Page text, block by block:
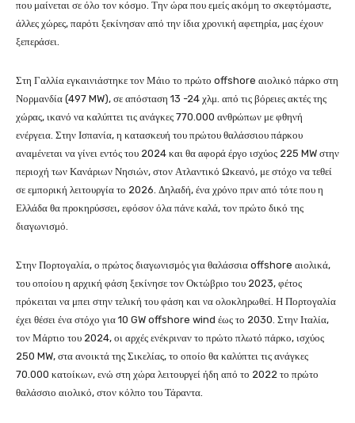
που μαίνεται σε όλο τον κόσμο. Την ώρα που εμείς ακόμη το σκεφτόμαστε,
άλλες χώρες, παρότι ξεκίνησαν από την ίδια χρονική αφετηρία, μας έχουν
ξεπεράσει.
Στη Γαλλία εγκαινιάστηκε τον Μάιο το πρώτο offshore αιολικό πάρκο στη
Νορμανδία (497 MW), σε απόσταση 13 -24 χλμ. από τις βόρειες ακτές της
χώρας, ικανό να καλύπτει τις ανάγκες 770.000 ανθρώπων με φθηνή
ενέργεια. Στην Ισπανία, η κατασκευή του πρώτου θαλάσσιου πάρκου
αναμένεται να γίνει εντός του 2024 και θα αφορά έργο ισχύος 225 MW στην
περιοχή των Κανάριων Νησιών, στον Ατλαντικό Ωκεανό, με στόχο να τεθεί
σε εμπορική λειτουργία το 2026. Δηλαδή, ένα χρόνο πριν από τότε που η
Ελλάδα θα προκηρύσσει, εφόσον όλα πάνε καλά, τον πρώτο δικό της
διαγωνισμό.
Στην Πορτογαλία, ο πρώτος διαγωνισμός για θαλάσσια offshore αιολικά,
του οποίου η αρχική φάση ξεκίνησε τον Οκτώβριο του 2023, φέτος
πρόκειται να μπει στην τελική του φάση και να ολοκληρωθεί. Η Πορτογαλία
έχει θέσει ένα στόχο για 10 GW offshore wind έως το 2030. Στην Ιταλία,
τον Μάρτιο του 2024, οι αρχές ενέκριναν το πρώτο πλωτό πάρκο, ισχύος
250 MW, στα ανοικτά της Σικελίας, το οποίο θα καλύπτει τις ανάγκες
70.000 κατοίκων, ενώ στη χώρα λειτουργεί ήδη από το 2022 το πρώτο
θαλάσσιο αιολικό, στον κόλπο του Τάραντα.